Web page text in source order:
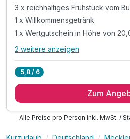
3 x reichhaltiges Frühstück vom
1 x Willkommensgetränk
1 x Wertgutschein in Höhe von
Alle Inklusivleistungen
3 x reichhaltiges Frühstück vom
1 x Wertgutschein in Höhe von
2 weitere anzeigen
5,8 / 6
Zum
Alle Preise pro Person inkl. MwSt. /